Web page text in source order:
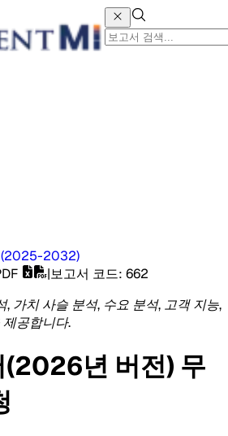
(2025-2032)
|보고서 코드: 662
가치 사슬 분석, 수요 분석, 고객 지능,
공합니다.
(2026년 버전) 무